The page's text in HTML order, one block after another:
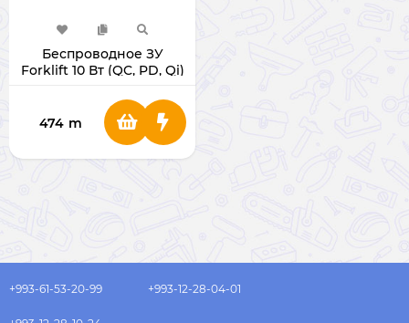
Беспроводное ЗУ
Forklift 10 Вт (QC, PD, Qi)
474 m
+993-61-53-20-99 +993-12-28-04-01